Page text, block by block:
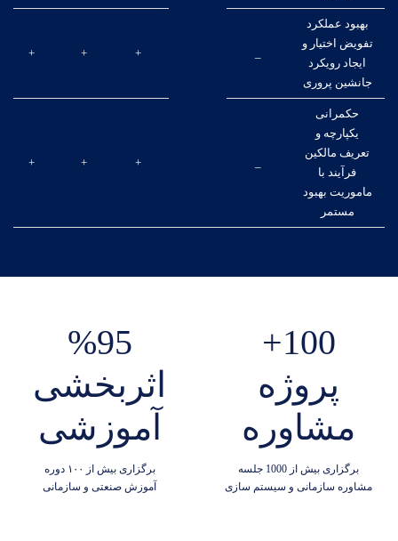
بهبود عملکرد
تفویض اختیار و
ایجاد رویکرد
جانشین پروری
+
+
+
حکمرانی
یکپارچه و
تعریف مالکین
فرآیند با
ماموریت بهبود
مستمر
+
+
+
100+
پروژه
مشاوره
برگزاری بیش از 1000 جلسه
مشاوره سازمانی و سیستم سازی
%95
اثربخشی
آموزشی
برگزاری بیش از ۱۰۰ دوره
آموزش صنعتی و سازمانی